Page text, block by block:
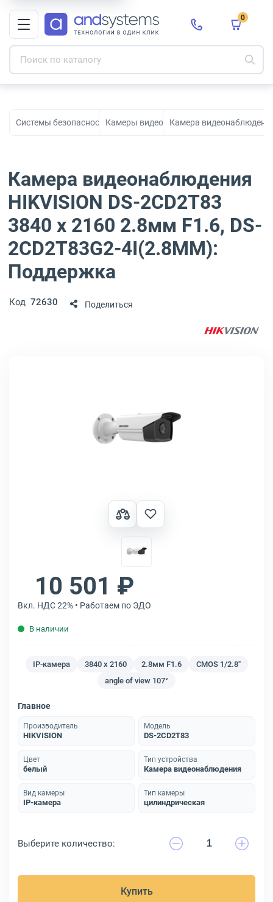
0
Системы безопасности для видеонаблюдения, охраны и
Камеры видеонаблюдения
Камера
Камера видеонаблюдения
HIKVISION DS-2CD2T83
3840 x 2160 2.8мм F1.6, DS-
2CD2T83G2-4I(2.8MM):
Поддержка
Код 72630 Поделиться
10 501 ₽
Вкл. НДС 22% • Работаем по ЭДО
В наличии
IP-камера 3840 x 2160 2.8мм F1.6
CMOS 1/2.8"
angle of view 107°
Главное
Производитель
HIKVISION
Модель
DS-2CD2T83
Цвет
белый
Тип устройства
Камера видеонаблюдения
Вид камеры
IP-камера
Тип камеры
цилиндрическая
Выберите количество:
Купить